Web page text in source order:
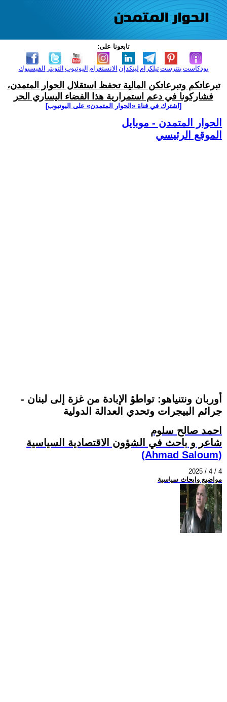
تابعونا على:
الفيسبوك التويتر اليوتيوب الانستغرام لينكدإن تيلكرامبنترست بودكاست
تبرعاتكم وتبرعاتكن المالية تحفظ استقلال الحوار المتمدن،
فشاركونا في دعم استمرارية هذا الفضاء اليساري الحر
[اشترك في قناة ‫«الحوار المتمدن» على اليوتيوب]
الحوار المتمدن - موبايل
الموقع الرئيسي
أوربان ونتنياهو: تواطؤ الإبادة من غزة إلى لبنان -
جرائم البيجرات وتحدي العدالة الدولية
احمد صالح سلوم
شاعر و باحث في الشؤون الاقتصادية السياسية
(Ahmad Saloum)
2025 / 4 / 4
مواضيع وابحاث سياسية